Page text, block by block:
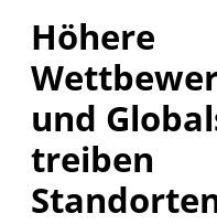
Höhere
und
treiben